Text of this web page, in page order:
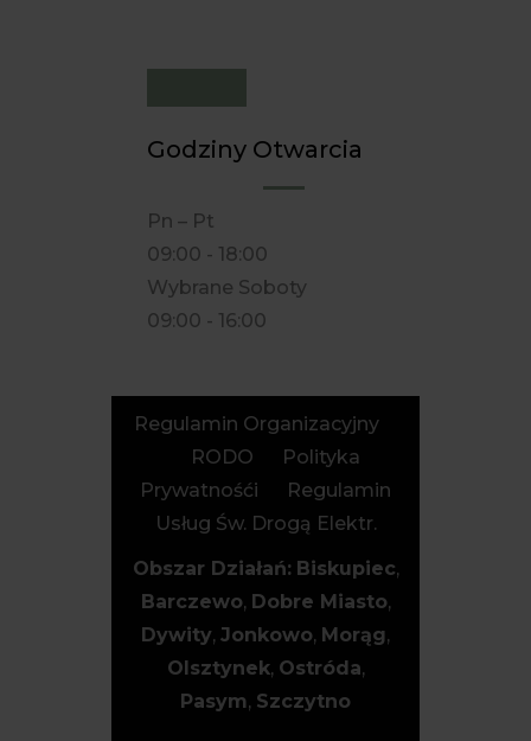
Godziny Otwarcia
Pn – Pt
09:00 - 18:00
Wybrane Soboty
09:00 - 16:00
Regulamin Organizacyjny
RODO
Polityka
Prywatnośći
Regulamin
Usług Św. Drogą Elektr.
Obszar Działań: Biskupiec,
Barczewo, Dobre Miasto,
Dywity, Jonkowo, Morąg,
Olsztynek, Ostróda,
Pasym, Szczytno